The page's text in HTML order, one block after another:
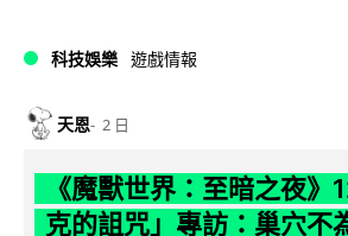
科技娛樂 遊戲情報
天恩 2 日
《魔獸世界：至暗之夜》
克的詛咒」專訪：巢穴不